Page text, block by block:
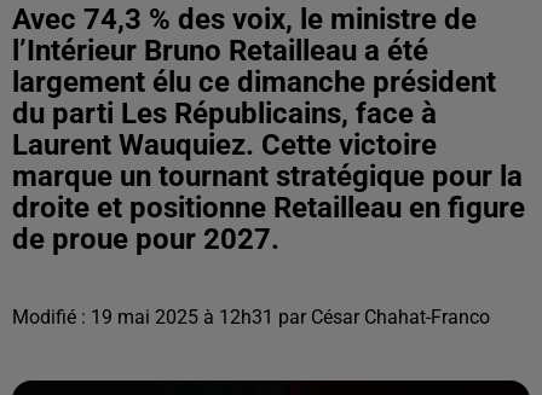
Avec 74,3 % des voix, le ministre de
l’Intérieur Bruno Retailleau a été
largement élu ce dimanche président
du parti Les Républicains, face à
Laurent Wauquiez. Cette victoire
marque un tournant stratégique pour la
droite et positionne Retailleau en figure
de proue pour 2027.
Modifié : 19 mai 2025 à 12h31 par César Chahat-Franco